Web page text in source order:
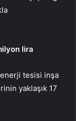
lira
enerji tesisi inşa
yaklaşık 17